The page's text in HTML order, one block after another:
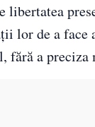
de a face
fără a